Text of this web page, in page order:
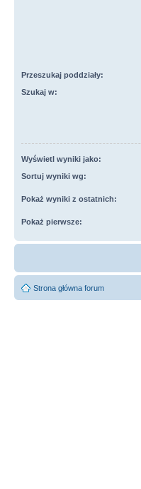
Przeszukaj poddziały:
Szukaj w:
Wyświetl wyniki jako:
Sortuj wyniki wg:
Pokaż wyniki z ostatnich:
Pokaż pierwsze:
Strona główna forum